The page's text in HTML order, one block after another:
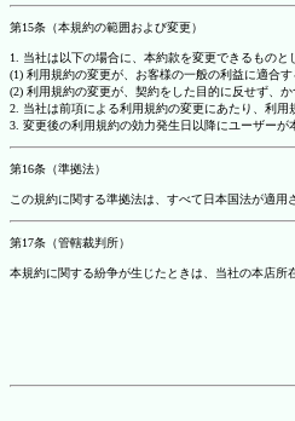
第15条（本規約の範囲および変更）
1. 当社は以下の場合に、本約款を変更できるものと
(1) 利用規約の変更が、お客様の一般の利益に適合す
(2) 利用規約の変更が、契約をした目的に反せず、
2. 当社は前項による利用規約の変更にあたり、利
3. 変更後の利用規約の効力発生日以降にユーザー
第16条（準拠法）
この規約に関する準拠法は、すべて日本国法が適用
第17条（管轄裁判所）
本規約に関する紛争が生じたときは、当社の本店所